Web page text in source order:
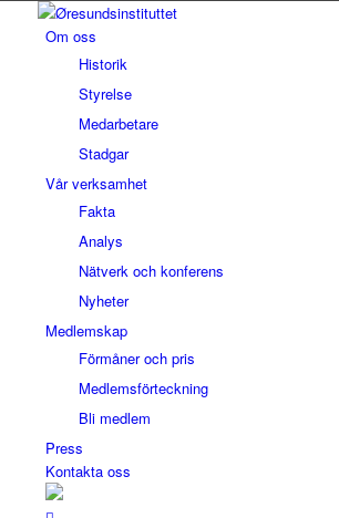
Om oss
Historik
Styrelse
Medarbetare
Stadgar
Vår verksamhet
Fakta
Analys
Nätverk och konferens
Nyheter
Medlemskap
Förmåner och pris
Medlemsförteckning
Bli medlem
Press
Kontakta oss